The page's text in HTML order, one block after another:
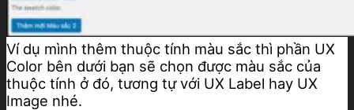
Ví dụ mình thêm thuộc tính màu sắc thì phần UX
Color bên dưới bạn sẽ chọn được màu sắc của
thuộc tính ở đó, tương tự với UX Label hay UX
Image nhé.